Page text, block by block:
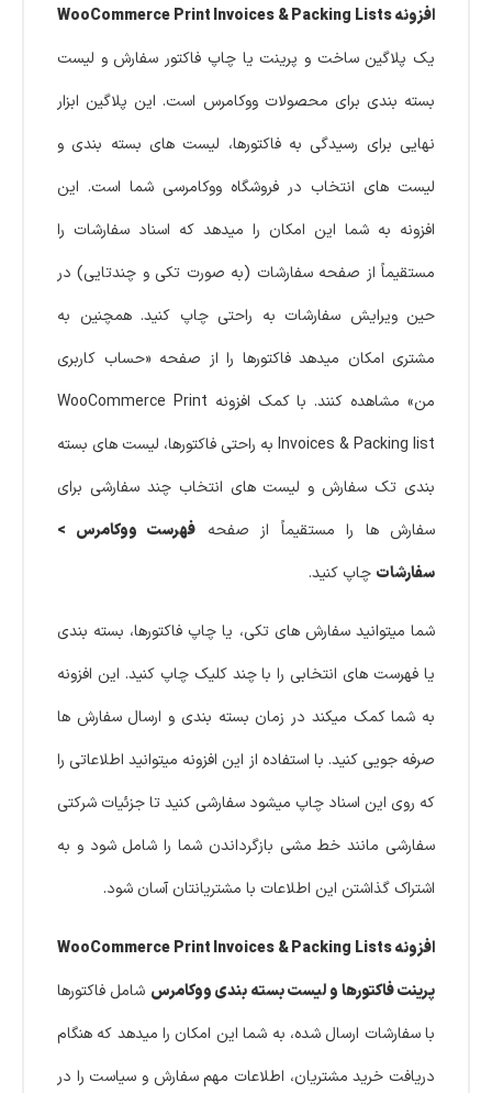
افزونه WooCommerce Print Invoices & Packing Lists
یک پلاگین ساخت و پرینت یا چاپ فاکتور سفارش و لیست
بسته بندی برای محصولات ووکامرس است. این پلاگین ابزار
نهایی برای رسیدگی به فاکتورها، لیست های بسته بندی و
لیست های انتخاب در فروشگاه ووکامرسی شما است. این
افزونه به شما این امکان را میدهد که اسناد سفارشات را
مستقیماً از صفحه سفارشات (به صورت تکی و چندتایی) در
حین ویرایش سفارشات به راحتی چاپ کنید. همچنین به
مشتری امکان میدهد فاکتورها را از صفحه «حساب کاربری
من» مشاهده کنند. با کمک افزونه WooCommerce Print
Invoices & Packing list به راحتی فاکتورها، لیست های بسته
بندی تک سفارش و لیست های انتخاب چند سفارشی برای
سفارش ها را مستقیماً از صفحه فهرست ووکامرس >
سفارشات چاپ کنید.
شما میتوانید سفارش های تکی، یا چاپ فاکتورها، بسته بندی
یا فهرست های انتخابی را با چند کلیک چاپ کنید. این افزونه
به شما کمک میکند در زمان بسته بندی و ارسال سفارش ها
صرفه جویی کنید. با استفاده از این افزونه میتوانید اطلاعاتی را
که روی این اسناد چاپ میشود سفارشی کنید تا جزئیات شرکتی
سفارشی مانند خط مشی بازگرداندن شما را شامل شود و به
اشتراک گذاشتن این اطلاعات با مشتریانتان آسان شود.
افزونه WooCommerce Print Invoices & Packing Lists
پرینت فاکتورها و لیست بسته بندی ووکامرس شامل فاکتورها
با سفارشات ارسال شده، به شما این امکان را میدهد که هنگام
دریافت خرید مشتریان، اطلاعات مهم سفارش و سیاست را در